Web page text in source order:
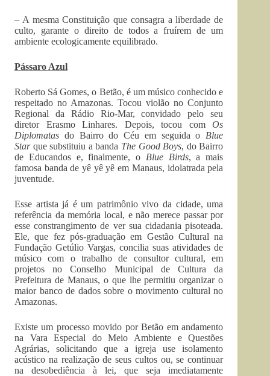
– A mesma Constituição que consagra a liberdade de
culto, garante o direito de todos a fruírem de um
ambiente ecologicamente equilibrado.
Pássaro Azul
Roberto Sá Gomes, o Betão, é um músico conhecido e
respeitado no Amazonas. Tocou violão no Conjunto
Regional da Rádio Rio-Mar, convidado pelo seu
diretor Erasmo Linhares. Depois, tocou comOs
Diplomatas do Bairro do Céu em seguida o Blue
Starque substituiu a banda The Good Boys, do Bairro
de Educandos e, finalmente, o Blue Birds, a mais
famosa banda de yê yê yê em Manaus, idolatrada pela
juventude.
Esse artista já é um patrimônio vivo da cidade, uma
referência da memória local, e não merece passar por
esse constrangimento de ver sua cidadania pisoteada.
Ele, que fez pós-graduação em Gestão Cultural na
Fundação Getúlio Vargas, concilia suas atividades de
músico com o trabalho de consultor cultural, em
projetos no Conselho Municipal de Cultura da
Prefeitura de Manaus, o que lhe permitiu organizar o
maior banco de dados sobre o movimento cultural no
Amazonas.
Existe um processo movido por Betão em andamento
na Vara Especial do Meio Ambiente e Questões
Agrárias, solicitando que a igreja use isolamento
acústico na realização de seus cultos ou, se continuar
na desobediência à lei, que seja imediatamente